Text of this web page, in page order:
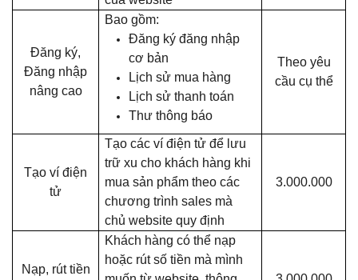
Đăng ký,
Đăng nhập
nâng cao
Bao gồm:
Đăng ký đăng nhập
cơ bản
Lịch sử mua hàng
Lịch sử thanh toán
Thư thông báo
Theo yêu
cầu cụ thể
Tạo ví điện
tử
Tạo các ví điện tử để lưu
trữ xu cho khách hàng khi
mua sản phẩm theo các
chương trình sales mà
chủ website quy định
3.000.000
Nạp, rút tiền
Khách hàng có thể nạp
hoặc rút số tiền mà mình